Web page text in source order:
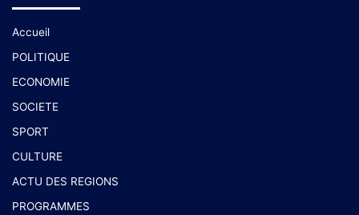
Accueil
POLITIQUE
ECONOMIE
SOCIETE
SPORT
CULTURE
ACTU DES REGIONS
PROGRAMMES